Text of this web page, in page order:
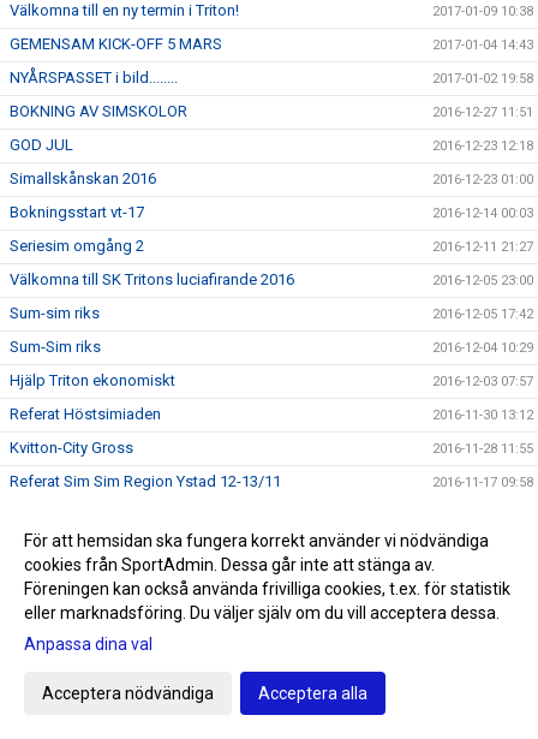
Välkomna till en ny termin i Triton! 2017-01-09 10:38
GEMENSAM KICK-OFF 5 MARS 2017-01-04 14:43
NYÅRSPASSET i bild........ 2017-01-02 19:58
BOKNING AV SIMSKOLOR 2016-12-27 11:51
GOD JUL 2016-12-23 12:18
Simallskånskan 2016 2016-12-23 01:00
Bokningsstart vt-17 2016-12-14 00:03
Seriesim omgång 2 2016-12-11 21:27
Välkomna till SK Tritons luciafirande 2016 2016-12-05 23:00
Sum-sim riks 2016-12-05 17:42
Sum-Sim riks 2016-12-04 10:29
Hjälp Triton ekonomiskt 2016-12-03 07:57
Referat Höstsimiaden 2016-11-30 13:12
Kvitton-City Gross 2016-11-28 11:55
Referat Sim Sim Region Ystad 12-13/11 2016-11-17 09:58
Styrelseinfo – 11 november 2016 2016-11-11 17:00
OS- och landslagsimmare på Prisjakten 14/11 2016-11-11 16:25
Deltagarlistor till Prisjakt och Tritonspel 14/11 2016-11-10 09:59
Referat Novembersim 5-6/11
Inne SM dag 5
För att hemsidan ska fungera korrekt använder vi nödvändiga
cookies från SportAdmin. Dessa går inte att stänga av.
Föreningen kan också använda frivilliga cookies, t.ex. för statistik
eller marknadsföring. Du väljer själv om du vill acceptera dessa.
Anpassa dina val
Acceptera nödvändiga Acceptera alla